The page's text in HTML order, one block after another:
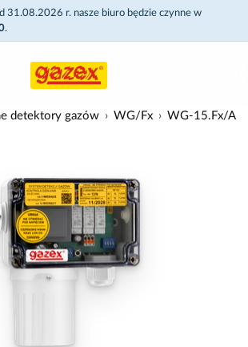
31.08.2026 r. nasze biuro będzie czynne w
.
detektory gazów WG/Fx WG-15.Fx/A